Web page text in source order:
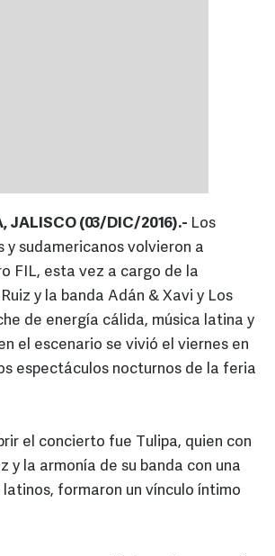
JALISCO (03/DIC/2016).- Los
y sudamericanos volvieron a
FIL, esta vez a cargo de la
y la banda Adán & Xavi y Los
de energía cálida, música latina y
el escenario se vivió el viernes en
espectáculos nocturnos de la feria
el concierto fue Tulipa, quien con
y la armonía de su banda con una
formaron un vínculo íntimo